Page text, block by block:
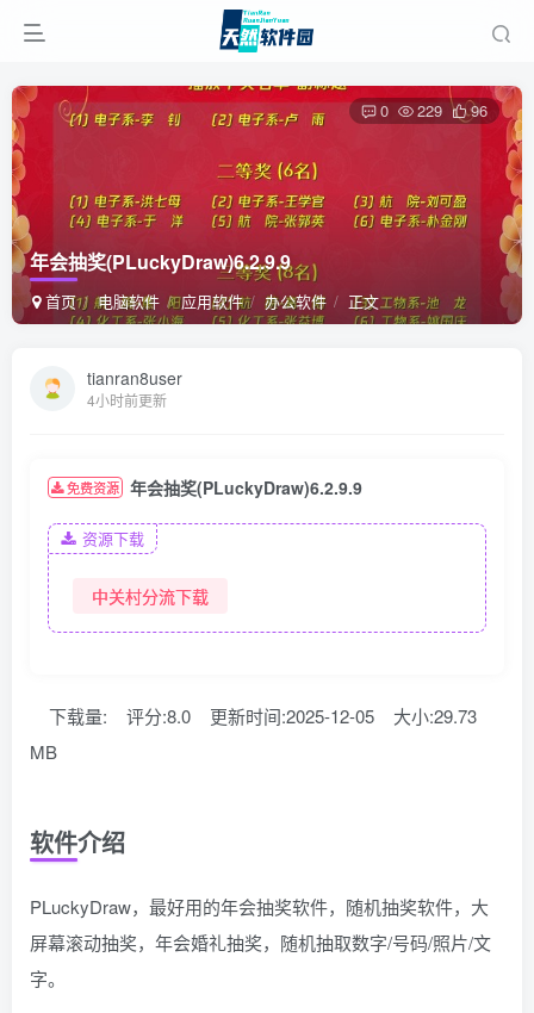
年会抽奖(PLuckyDraw)6.2.9.9
首页 电脑软件 应用软件 办公软件 正文
0 229 96
tianran8user
4小时前更新
免费资源 年会抽奖(PLuckyDraw)6.2.9.9
资源下载
中关村分流下载
下载量: 评分:8.0 更新时间:2025-12-05
大小:29.73
MB
软件介绍
PLuckyDraw，最好用的年会抽奖软件，随机抽奖软件，大
屏幕滚动抽奖，年会婚礼抽奖，随机抽取数字/号码/照片/文
字。